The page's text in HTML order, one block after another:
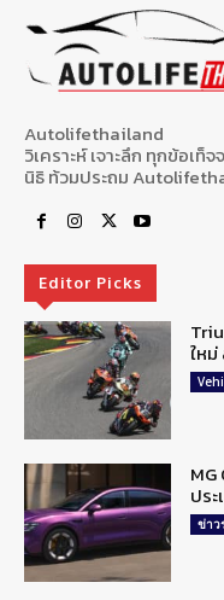
Autolifethailand
วิเคราะห์ เจาะลึก ทุกข้อเ
นิธิ ท้วมประถม
Editor Picks
ให
ปร
ข่าว